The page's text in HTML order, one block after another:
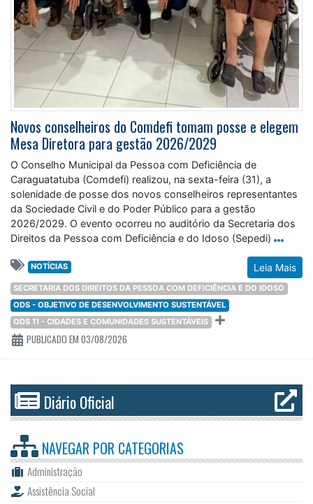
Novos conselheiros do Comdefi tomam posse e elegem
Mesa Diretora para gestão 2026/2029
O Conselho Municipal da Pessoa com Deficiência de
Caraguatatuba (Comdefi) realizou, na sexta-feira (31), a
solenidade de posse dos novos conselheiros representantes
da Sociedade Civil e do Poder Público para a gestão
2026/2029. O evento ocorreu no auditório da Secretaria dos
Direitos da Pessoa com Deficiência e do Idoso (Sepedi)
Leia Mais
NOTÍCIAS
SECRETARIA DOS DIREITOS DA PESSOA COM DEFICIÊNCIA E DO IDOSO
ODS - OBJETIVO DE DESENVOLVIMENTO SUSTENTÁVEL
ODS 11 - CIDADES E COMUNIDADES SUSTENTÁVEIS
PUBLICADO EM 03/08/2026
Diário Oficial
NAVEGAR POR CATEGORIAS
Administração
Assistência Social